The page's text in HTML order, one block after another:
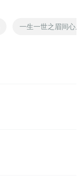
一生一世之眉间心上